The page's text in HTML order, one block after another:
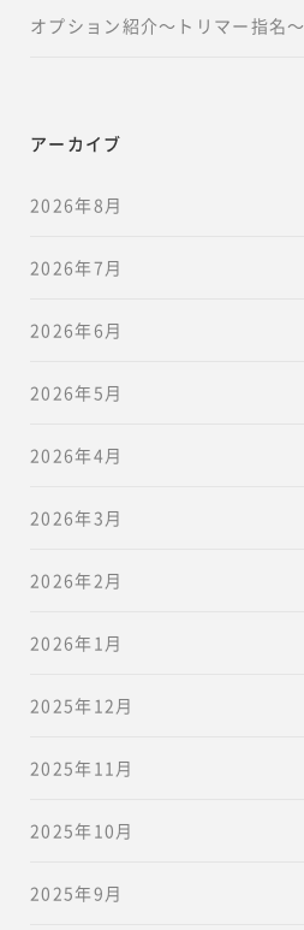
オプション紹介～トリマー指名～
アーカイブ
2026年8月
2026年7月
2026年6月
2026年5月
2026年4月
2026年3月
2026年2月
2026年1月
2025年12月
2025年11月
2025年10月
2025年9月